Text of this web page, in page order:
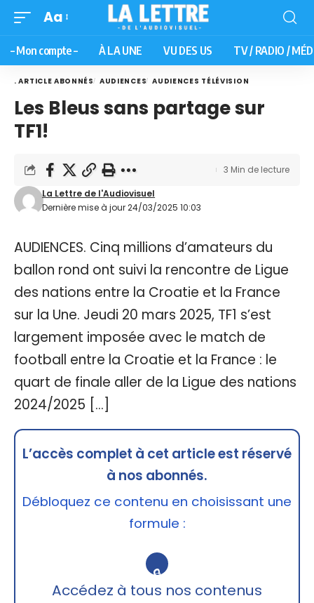
Aa
– Mon compte – À LA UNE VU DES US TV / RADIO /
. ARTICLE ABONNÉS AUDIENCES AUDIENCES TÉLÉVISION
Les Bleus sans partage sur
TF1!
Dernière mise à jour 24/03/2025 10:03
La Lettre de l'Audiovisuel
3 Min de lecture
AUDIENCES. Cinq millions d’amateurs du
ballon rond ont suivi la rencontre de Ligue
des nations entre la Croatie et la France
sur la Une. Jeudi 20 mars 2025, TF1 s’est
largement imposée avec le match de
football entre la Croatie et la France : le
quart de finale aller de la Ligue des nations
2024/2025 […]
L’accès complet à cet article est réservé
à nos abonnés.
Débloquez ce contenu en choisissant une
formule :
🔒
Accédez à tous nos contenus